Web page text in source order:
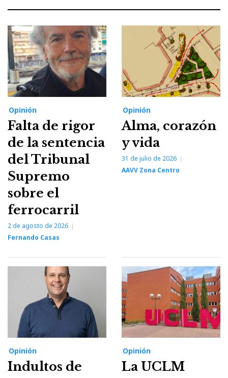
Opinión
Falta de rigor
de la sentencia
del Tribunal
Supremo
sobre el
ferrocarril
2 de agosto de 2026
Fernando Casas
Opinión
Alma, corazón
y vida
31 de julio de 2026
AAVV Zona Centro
Opinión
Indultos de
Opinión
La UCLM